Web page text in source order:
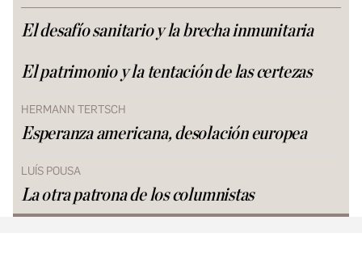
El desafío sanitario y la brecha inmunitaria
El patrimonio y la tentación de las certezas
HERMANN TERTSCH
Esperanza americana, desolación europea
LUÍS POUSA
La otra patrona de los columnistas